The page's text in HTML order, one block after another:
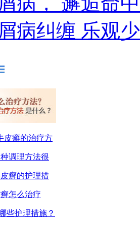
病纠缠 乐观
皮癣的治疗方
调理方法很
癣的护理措
怎么治疗
些护理措施？